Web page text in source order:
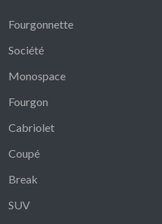
Fourgonnette
Société
Monospace
Fourgon
Cabriolet
Coupé
Break
SUV